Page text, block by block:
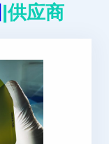
|供应商